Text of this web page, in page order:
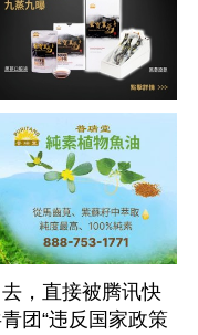
，直接被腾讯快
团“违反国家政策